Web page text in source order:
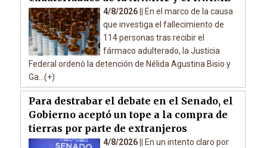
4/8/2026 ||
En el marco de la causa
que investiga el fallecimiento de
114 personas tras recibir el
fármaco adulterado, la Justicia
Federal ordenó la detención de Nélida Agustina Bisio y
Ga...(+)
Para destrabar el debate en el Senado, el
Gobierno aceptó un tope a la compra de
tierras por parte de extranjeros
4/8/2026 ||
En un intento claro por